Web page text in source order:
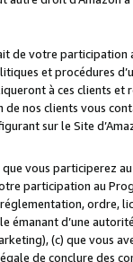
de votre
et procédures
à ces clients
de nos clients vous
sur le Site
vous participerez
participation au
ordre,
émanant d’une
(c) que vous
de conclure des